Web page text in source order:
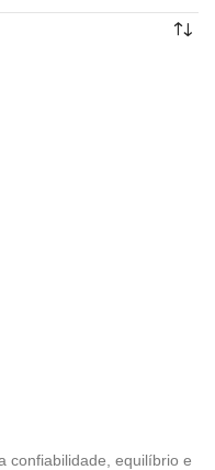
confiabilidade, equilíbrio e